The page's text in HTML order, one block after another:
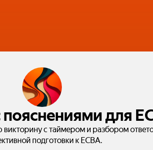
для
викторину с таймером и разбором
подготовки к ECBA.